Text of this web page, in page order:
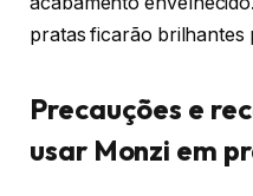
pratas ficarão brilhantes
Precauções e
usar Monzi em